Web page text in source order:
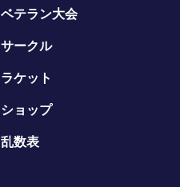
ベテラン大会
サークル
ラケット
ショップ
乱数表